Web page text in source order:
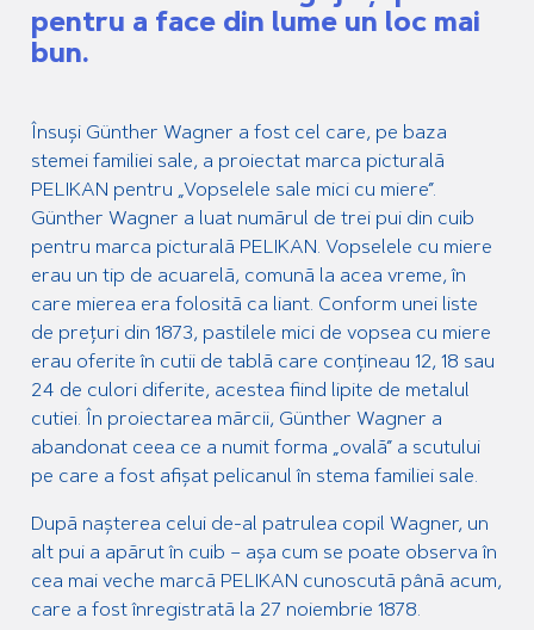
pentru a face din lume un loc mai
bun.
Însuși Günther Wagner a fost cel care, pe baza
stemei familiei sale, a proiectat marca picturală
PELIKAN pentru „Vopselele sale mici cu miere”.
Günther Wagner a luat numărul de trei pui din cuib
pentru marca picturală PELIKAN. Vopselele cu miere
erau un tip de acuarelă, comună la acea vreme, în
care mierea era folosită ca liant. Conform unei liste
de prețuri din 1873, pastilele mici de vopsea cu miere
erau oferite în cutii de tablă care conțineau 12, 18 sau
24 de culori diferite, acestea fiind lipite de metalul
cutiei. În proiectarea mărcii, Günther Wagner a
abandonat ceea ce a numit forma „ovală” a scutului
pe care a fost afișat pelicanul în stema familiei sale.
După nașterea celui de-al patrulea copil Wagner, un
alt pui a apărut în cuib – așa cum se poate observa în
cea mai veche marcă PELIKAN cunoscută până acum,
care a fost înregistrată la 27 noiembrie 1878.